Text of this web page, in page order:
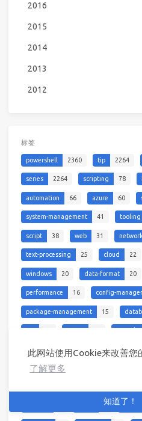
此网站使用Cookie来改善您
了解更多
知道了！
2016
2015
2014
2013
2012
标签
powershell 2360 tip 2264
series 2264 scripting 78
automation 66 azure 60
system-management 41 tooling
script 38 web 31 network
text-processing 25 cloud 22
windows 20 data-format 20
performance 16 config-
package-management 15
linux 8 cross-platform 8
virtualization
2 macos